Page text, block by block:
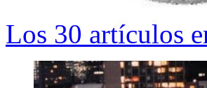
Los 30 artículos